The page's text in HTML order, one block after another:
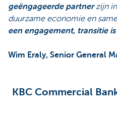
geëngageerde partnerzijn
duurzame economie en
een engagement, transitie
Wim Eraly, Senior General
KBC Commercial